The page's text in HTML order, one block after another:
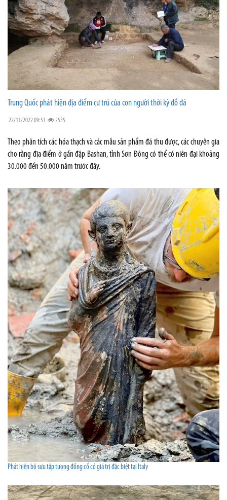
Trung Quốc phát hiện địa điểm cư trú của con người thời kỳ đồ đá
22/11/2022 09:51 2535
Theo phân tích các hóa thạch và các mẫu sản phẩm đá thu được, các chuyên gia
cho rằng địa điểm ở gần đập Bashan, tỉnh Sơn Đông có thể có niên đại khoảng
30.000 đến 50.000 năm trước đây.
Phát hiện bộ sưu tập tượng đồng cổ có giá trị đặc biệt tại Italy